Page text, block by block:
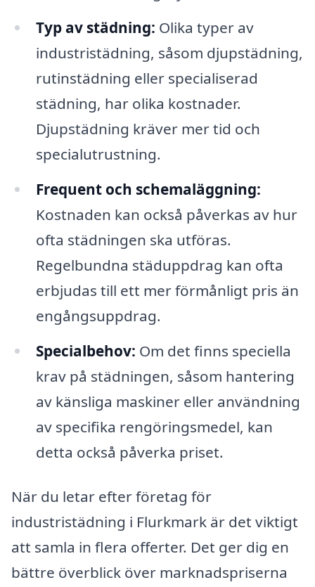
Typ av städning: Olika typer av
industristädning, såsom djupstädning,
rutinstädning eller specialiserad
städning, har olika kostnader.
Djupstädning kräver mer tid och
specialutrustning.
Frequent och schemaläggning:
Kostnaden kan också påverkas av hur
ofta städningen ska utföras.
Regelbundna städuppdrag kan ofta
erbjudas till ett mer förmånligt pris än
engångsuppdrag.
Specialbehov: Om det finns speciella
krav på städningen, såsom hantering
av känsliga maskiner eller användning
av specifika rengöringsmedel, kan
detta också påverka priset.
När du letar efter företag för
industristädning i Flurkmark är det viktigt
att samla in flera offerter. Det ger dig en
bättre överblick över marknadspriserna